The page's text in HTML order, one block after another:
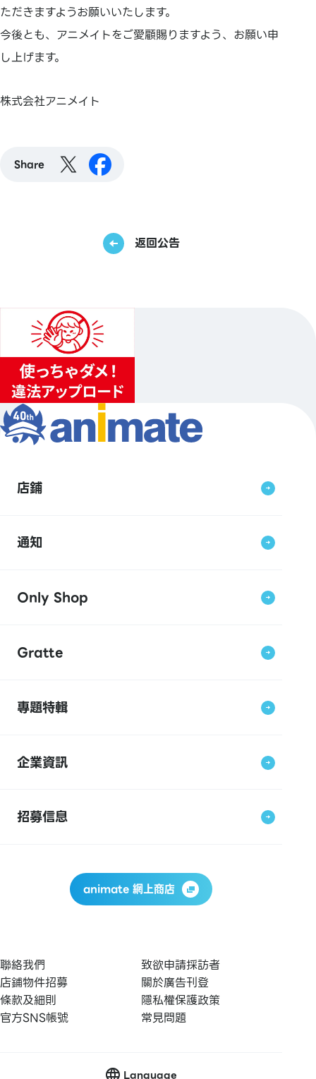
ただきますようお願いいたします。
今後とも、アニメイトをご愛顧賜りますよう、お願い申
し上げます。
株式会社アニメイト
Share
返回公告
店鋪
通知
Only Shop
Gratte
專題特輯
企業資訊
招募信息
animate 網上商店
聯絡我們
致欲申請採訪者
店鋪物件招募
關於廣告刊登
條款及細則
隱私權保護政策
官方SNS帳號
常見問題
Language